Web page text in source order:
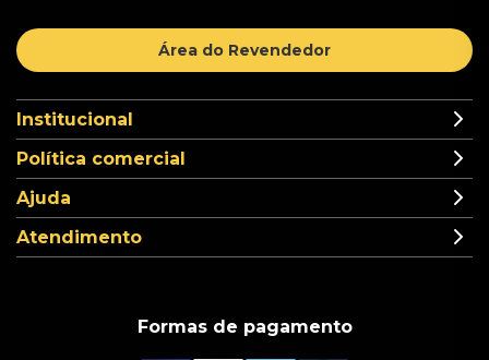
Área do Revendedor
Institucional
Política comercial
Ajuda
Atendimento
Formas de pagamento